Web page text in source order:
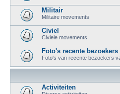
Militair
Militaire movements
Civiel
Civiele movements
Foto's recente bezoekers
Foto's van recente bezoekers
Activiteiten